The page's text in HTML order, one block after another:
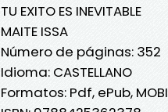
TU EXITO ES INEVITABLE
MAITE ISSA
Número de páginas: 352
Idioma: CASTELLANO
Formatos: Pdf, ePub,